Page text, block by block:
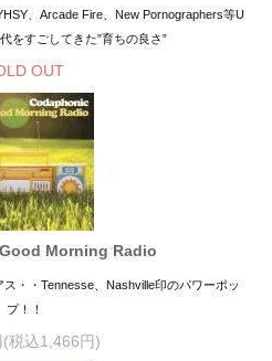
、Arcade Fire、New Pornographers等U
をすごしてきた”育ちの良さ”
OUT
Morning Radio
・・Tennesse、Nashville印のパワーポッ
プ！！
税込1,466円)